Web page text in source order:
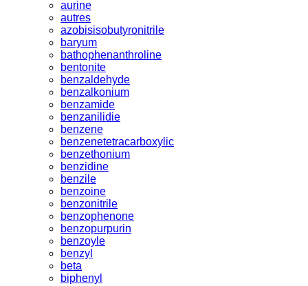
aurine
autres
azobisisobutyronitrile
baryum
bathophenanthroline
bentonite
benzaldehyde
benzalkonium
benzamide
benzanilidie
benzene
benzenetetracarboxylic
benzethonium
benzidine
benzile
benzoine
benzonitrile
benzophenone
benzopurpurin
benzoyle
benzyl
beta
biphenyl